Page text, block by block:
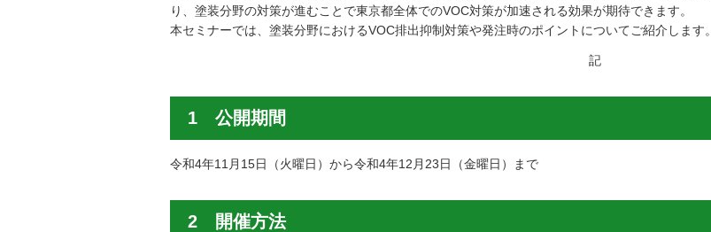
り、塗装分野の対策が進むことで東京都全体でのVOC対策が加速される効果が期待できます。
本セミナーでは、塗装分野におけるVOC排出抑制対策や発注時のポイントについてご紹介します。
記
1 公開期間
令和4年11月15日（火曜日）から令和4年12月23日（金曜日）まで
2 開催方法